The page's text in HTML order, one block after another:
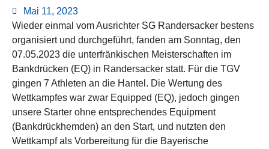
Mai 11, 2023
Wieder einmal vom Ausrichter SG Randersacker bestens
organisiert und durchgeführt, fanden am Sonntag, den
07.05.2023 die unterfränkischen Meisterschaften im
Bankdrücken (EQ) in Randersacker statt. Für die TGV
gingen 7 Athleten an die Hantel. Die Wertung des
Wettkampfes war zwar Equipped (EQ), jedoch gingen
unsere Starter ohne entsprechendes Equipment
(Bankdrückhemden) an den Start, und nutzten den
Wettkampf als Vorbereitung für die Bayerische